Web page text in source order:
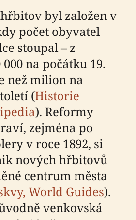
byl založen v
počet obyvatel
stoupal – z
na počátku 19.
než milion na
(Historie
). Reformy
zejména po
v roce 1892, si
nových hřbitovů
centrum města
World Guides).
venkovská